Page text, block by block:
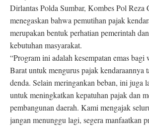
Dirlantas Polda Sumbar, Kombes Pol Reza
menegaskan bahwa pemutihan pajak
merupakan bentuk perhatian pemerintah
kebutuhan masyarakat.
“Program ini adalah kesempatan emas bagi
Barat untuk mengurus pajak kendaraannya
denda. Selain meringankan beban, ini juga
untuk meningkatkan kepatuhan pajak dan
pembangunan daerah. Kami mengajak
jangan menunggu lagi, segera manfaatkan